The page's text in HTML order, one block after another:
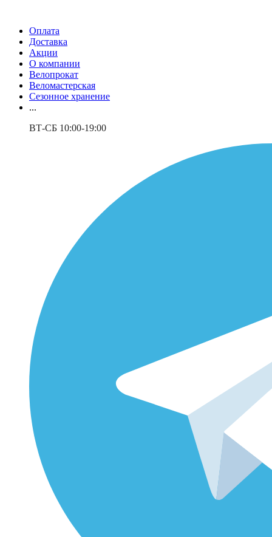
Оплата
Доставка
Акции
О компании
Велопрокат
Веломастерская
Сезонное хранение
...
ВТ-СБ 10:00-19:00